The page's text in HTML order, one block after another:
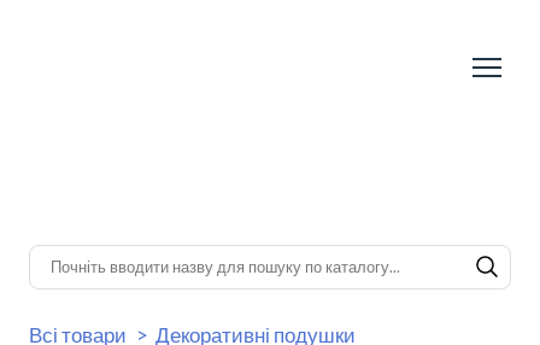
Всі товари Декоративні подушки